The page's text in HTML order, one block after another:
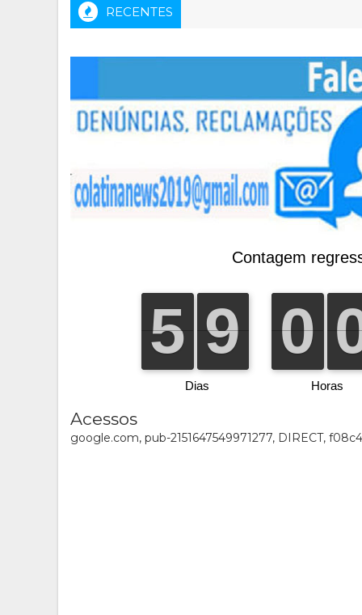
RECENTES
Acessos
google.com, pub-2151647549971277, DIRECT,